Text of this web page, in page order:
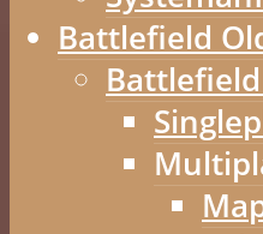
Battlefield